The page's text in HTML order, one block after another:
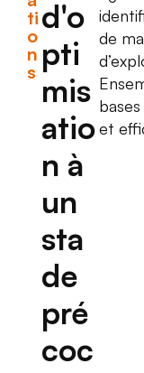
ti
o
n
s
d'o
pti
mis
atio
n à
un
sta
de
pré
coc
de
et